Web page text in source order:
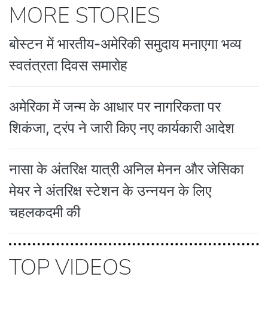
MORE STORIES
बोस्टन में भारतीय-अमेरिकी समुदाय मनाएगा भव्य
स्वतंत्रता दिवस समारोह
अमेरिका में जन्म के आधार पर नागरिकता पर
शिकंजा, ट्रंप ने जारी किए नए कार्यकारी आदेश
नासा के अंतरिक्ष यात्री अनिल मेनन और जेसिका
मेयर ने अंतरिक्ष स्टेशन के उन्नयन के लिए
चहलकदमी की
TOP VIDEOS